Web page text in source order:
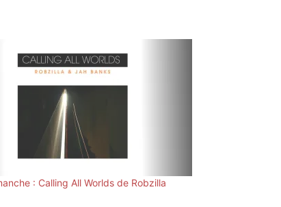
: Calling All Worlds de Robzilla